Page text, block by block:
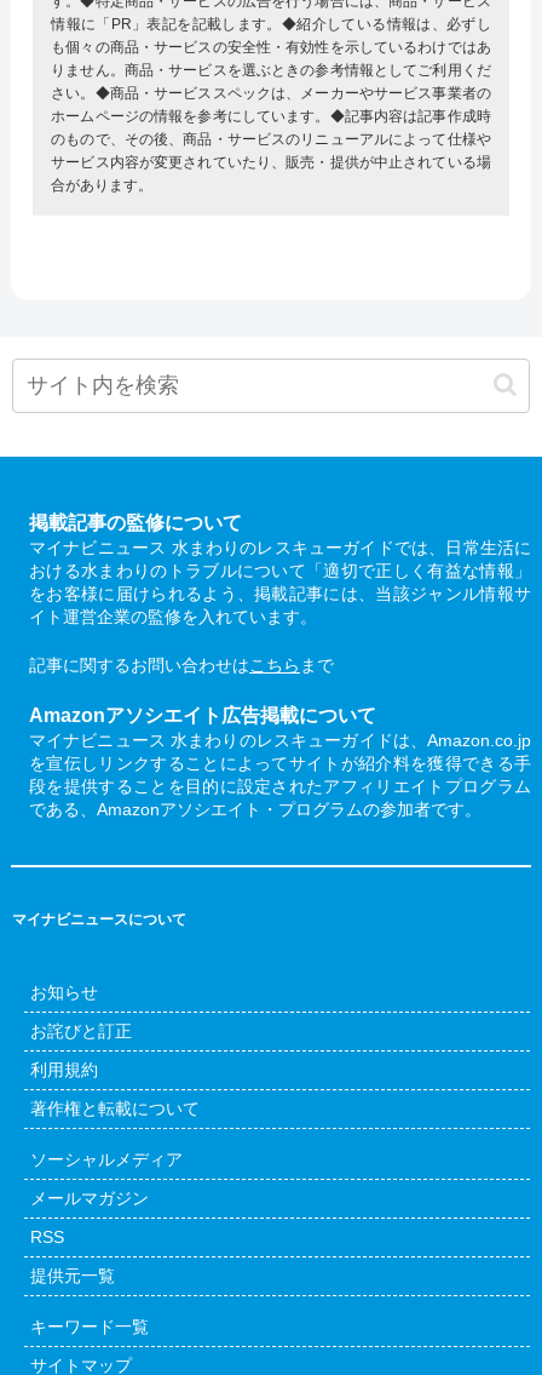
情報に「PR」表記を記載します。◆紹介している情報は、必ずし
も個々の商品・サービスの安全性・有効性を示しているわけではあ
りません。商品・サービスを選ぶときの参考情報としてご利用くだ
さい。◆商品・サービススペックは、メーカーやサービス事業者の
ホームページの情報を参考にしています。◆記事内容は記事作成時
のもので、その後、商品・サービスのリニューアルによって仕様や
サービス内容が変更されていたり、販売・提供が中止されている場
合があります。
掲載記事の監修について
マイナビニュース 水まわりのレスキューガイドでは、日常生活に
おける水まわりのトラブルについて「適切で正しく有益な情報」
をお客様に届けられるよう、掲載記事には、当該ジャンル情報サ
イト運営企業の監修を入れています。
記事に関するお問い合わせはこちら まで
Amazonアソシエイト広告掲載について
マイナビニュース 水まわりのレスキューガイドは、Amazon.co.jp
を宣伝しリンクすることによってサイトが紹介料を獲得できる手
段を提供することを目的に設定されたアフィリエイトプログラム
である、Amazonアソシエイト・プログラムの参加者です。
マイナビニュースについて
お知らせ
お詫びと訂正
利用規約
著作権と転載について
ソーシャルメディア
メールマガジン
RSS
提供元一覧
キーワード一覧
サイトマップ